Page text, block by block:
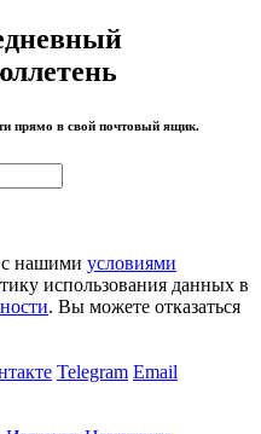
прямо в свой почтовый ящик.
с нашими условиями
использования данных в
. Вы можете отказаться
Telegram Email